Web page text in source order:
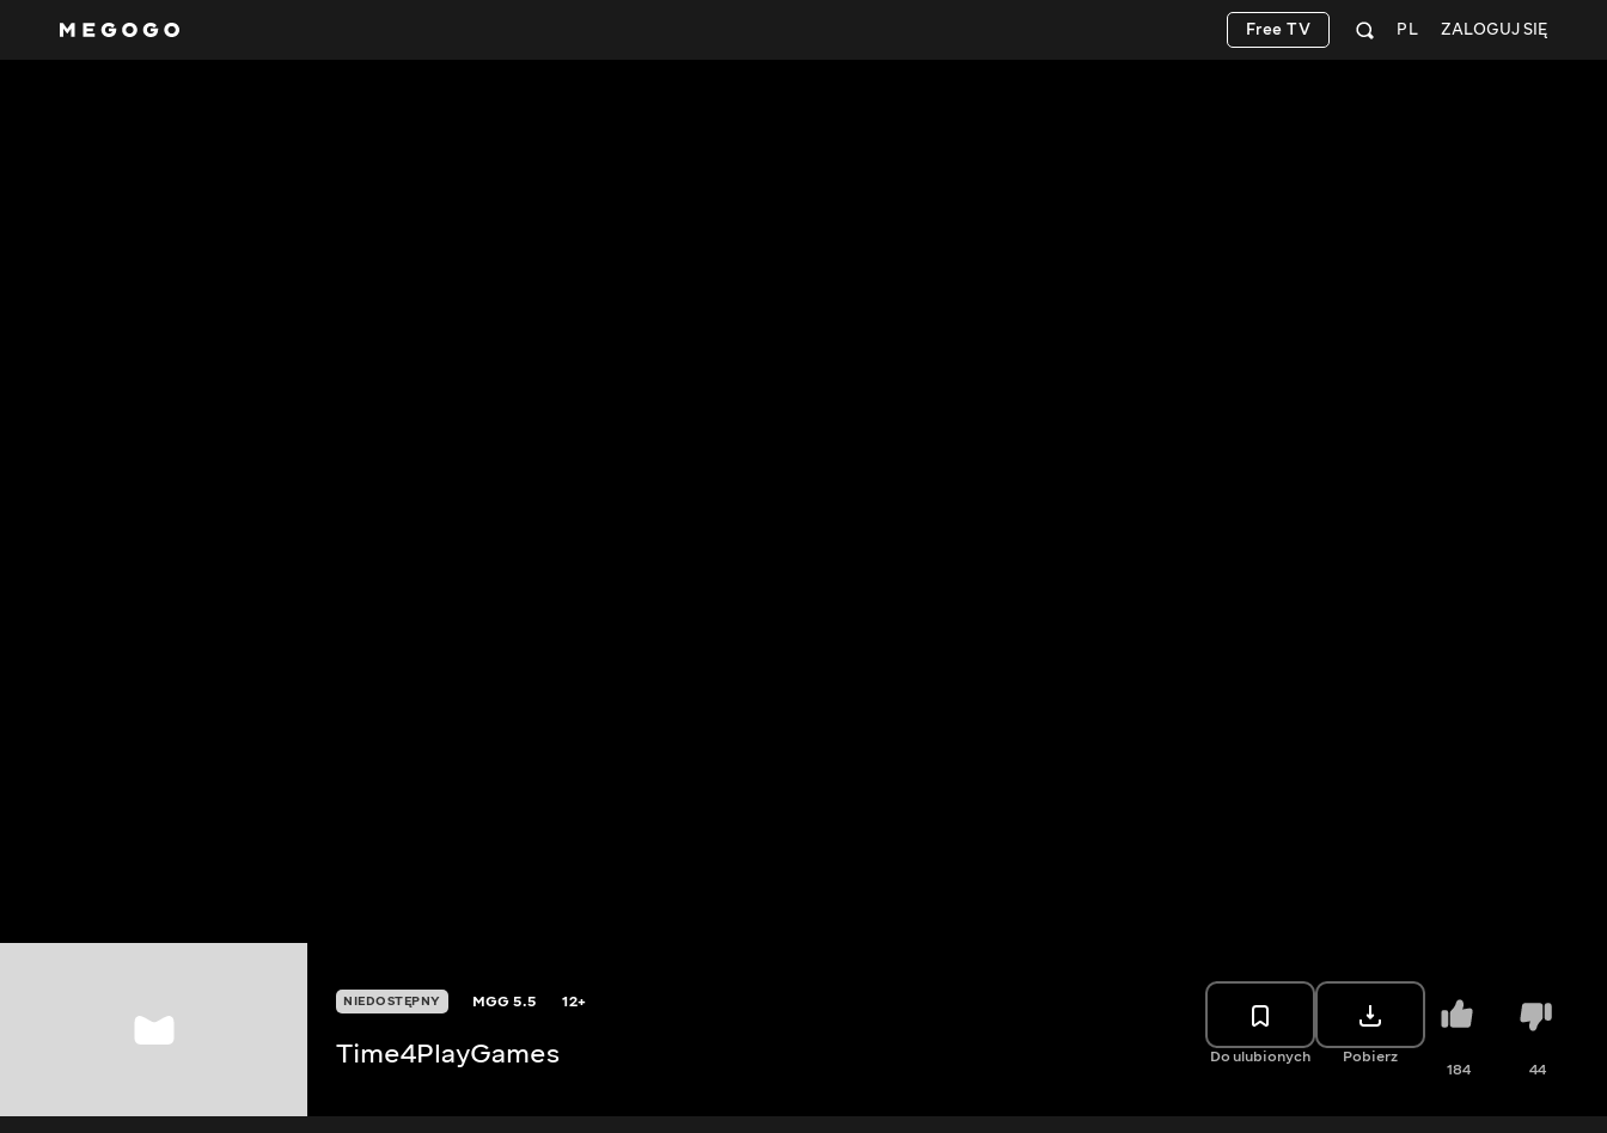
ZALOGUJ SIĘ
PL
Free TV
NIEDOSTĘPNY MGG5.5 12+
Time4PlayGames Do ulubionych Pobierz
184 44